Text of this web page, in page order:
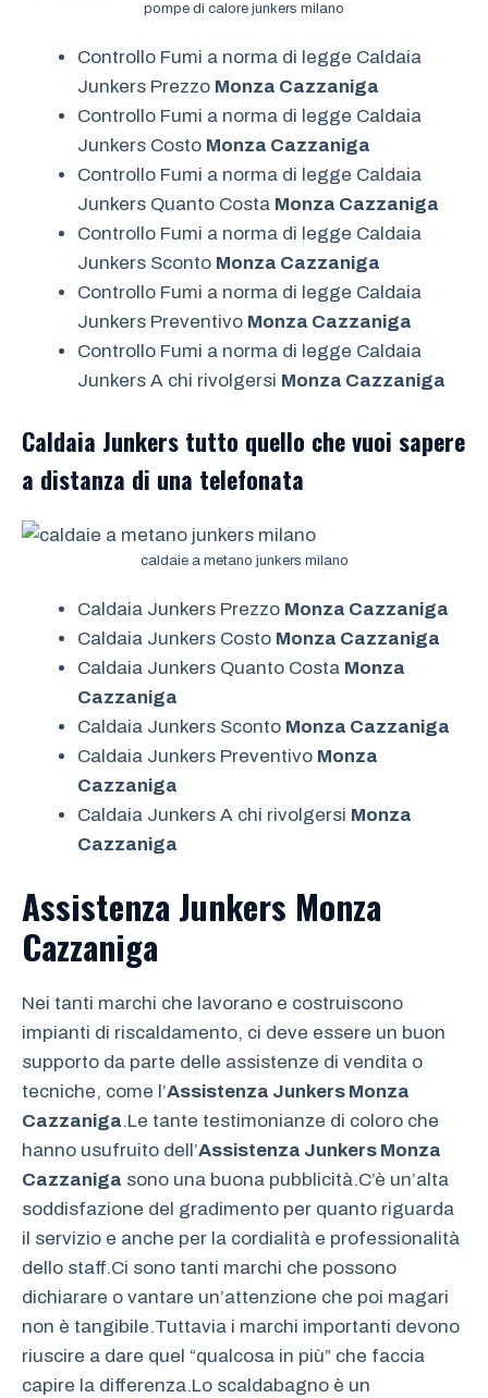
pompe di calore junkers milano
Controllo Fumi a norma di legge Caldaia
Junkers Prezzo Monza Cazzaniga
Controllo Fumi a norma di legge Caldaia
Junkers Costo Monza Cazzaniga
Controllo Fumi a norma di legge Caldaia
Junkers Quanto Costa Monza Cazzaniga
Controllo Fumi a norma di legge Caldaia
Junkers Sconto Monza Cazzaniga
Controllo Fumi a norma di legge Caldaia
Junkers Preventivo Monza Cazzaniga
Controllo Fumi a norma di legge Caldaia
Junkers A chi rivolgersi Monza Cazzaniga
Caldaia Junkers tutto quello che vuoi sapere
a distanza di una telefonata
caldaie a metano junkers milano
Caldaia Junkers Prezzo Monza Cazzaniga
Caldaia Junkers Costo Monza Cazzaniga
Caldaia Junkers Quanto Costa Monza
Cazzaniga
Caldaia Junkers Sconto Monza Cazzaniga
Caldaia Junkers Preventivo Monza
Cazzaniga
Caldaia Junkers A chi rivolgersi Monza
Cazzaniga
Assistenza Junkers Monza
Cazzaniga
Nei tanti marchi che lavorano e costruiscono
impianti di riscaldamento, ci deve essere un buon
supporto da parte delle assistenze di vendita o
tecniche, come l’Assistenza Junkers Monza
Cazzaniga.Le tante testimonianze di coloro che
hanno usufruito dell’Assistenza Junkers Monza
Cazzaniga sono una buona pubblicità.C’è un’alta
soddisfazione del gradimento per quanto riguarda
il servizio e anche per la cordialità e professionalità
dello staff.Ci sono tanti marchi che possono
dichiarare o vantare un’attenzione che poi magari
non è tangibile.Tuttavia i marchi importanti devono
riuscire a dare quel “qualcosa in più” che faccia
capire la differenza.Lo scaldabagno è un